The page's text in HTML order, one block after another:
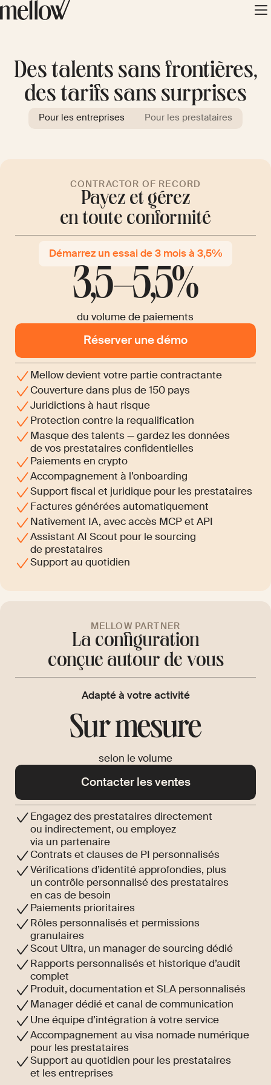
Des talents sans frontières,
des tarifs sans surprises
Pour les entreprises Pour les prestataires
CONTRACTOR OF RECORD
Payez et gérez
en toute conformité
Démarrez un essai de 3 mois à 3,5%
3,5–5,5%
du volume de paiements
Réserver une démo
Mellow devient votre partie contractante
Couverture dans plus de 150 pays
Juridictions à haut risque
Protection contre la requalification
Masque des talents — gardez les données
de vos prestataires confidentielles
Paiements en crypto
Accompagnement à l’onboarding
Support fiscal et juridique pour les prestataires
Factures générées automatiquement
Nativement IA, avec accès MCP et API
Assistant AI Scout pour le sourcing
de prestataires
Support au quotidien
MELLOW PARTNER
La configuration
conçue autour de vous
Adapté à votre activité
Sur mesure
selon le volume
Contacter les ventes
Engagez des prestataires directement
ou indirectement, ou employez
via un partenaire
Contrats et clauses de PI personnalisés
Vérifications d’identité approfondies, plus
un contrôle personnalisé des prestataires
en cas de besoin
Paiements prioritaires
Rôles personnalisés et permissions
granulaires
Scout Ultra, un manager de sourcing dédié
Rapports personnalisés et historique d’audit
complet
Produit, documentation et SLA personnalisés
Manager dédié et canal de communication
Une équipe d’intégration à votre service
Accompagnement au visa nomade numérique
pour les prestataires
Support au quotidien pour les prestataires
et les entreprises